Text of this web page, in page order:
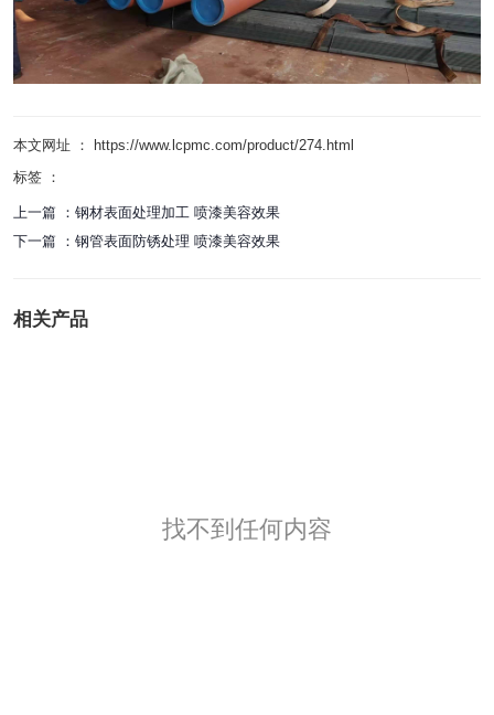
本文网址 ： https://www.lcpmc.com/product/274.html
标签 ：
上一篇 ： 钢材表面处理加工 喷漆美容效果
下一篇 ： 钢管表面防锈处理 喷漆美容效果
相关产品
找不到任何内容